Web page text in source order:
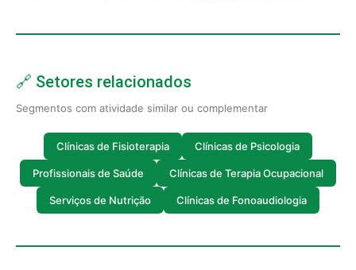
🔗 Setores relacionados
Segmentos com atividade similar ou complementar
Clínicas de Fisioterapia Clínicas de Psicologia
Profissionais de Saúde Clínicas de Terapia Ocupacional
Serviços de Nutrição Clínicas de Fonoaudiologia